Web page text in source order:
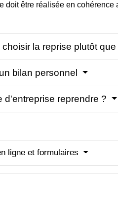
doit être réalisée en cohérence
la reprise plutôt
bilan personnel
d'entreprise reprendre ?
ligne et formulaires